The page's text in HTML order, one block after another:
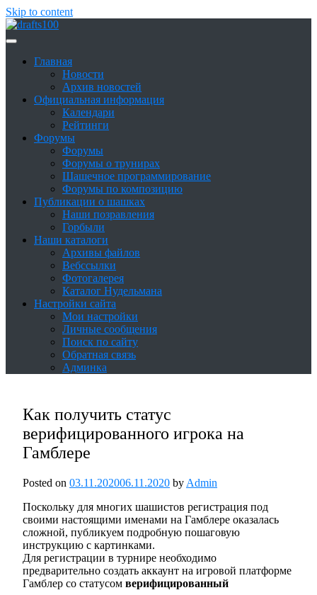
Skip to content
Шашки в России
Главная
Новости
Архив новостей
Официальная информация
Календари
Рейтинги
Форумы
Форумы
Форумы о трунирах
Шашечное программирование
Форумы по композицию
Публикации о шашках
Наши позравления
Горбыли
Наши каталоги
Архивы файлов
Вебссылки
Фотогалерея
Каталог Нудельмана
Настройки сайта
Мои настройки
Личные сообщения
Поиск по сайту
Обратная связь
Админка
Как получить статус
верифицированного игрока на
Гамблере
Posted on 03.11.202006.11.2020 by Admin
Поскольку для многих шашистов регистрация под
своими настоящими именами на Гамблере оказалась
сложной, публикуем подробную пошаговую
инструкцию с картинками.
Для регистрации в турнире необходимо
предварительно создать аккаунт на игровой платформе
Гамблер со статусом верифицированный